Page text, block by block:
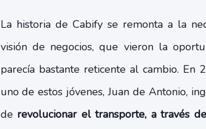
La historia de Cabify se remonta a la
visión de negocios, que vieron la
parecía bastante reticente al cambio.
uno de estos jóvenes, Juan de Antonio,
de revolucionar el transporte, a través